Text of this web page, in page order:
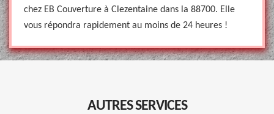
chez EB Couverture à Clezentaine dans la 88700. Elle
vous répondra rapidement au moins de 24 heures !
AUTRES SERVICES